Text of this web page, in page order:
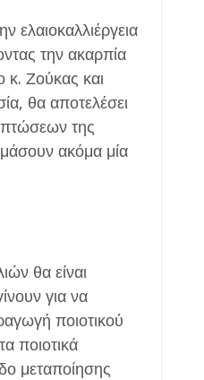
ελαιοκαλλιέργεια
την ακαρπία
κ. Ζούκας και
θα αποτελέσει
της
ακόμα μία
θα είναι
για να
ποιοτικού
ποιοτικά
μεταποίησης